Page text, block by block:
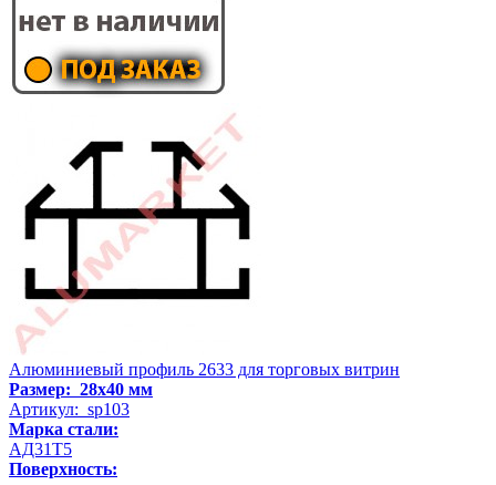
Алюминиевый профиль 2633 для торговых витрин
Размер: 28x40 мм
Артикул: sp103
Марка стали:
АД31Т5
Поверхность: